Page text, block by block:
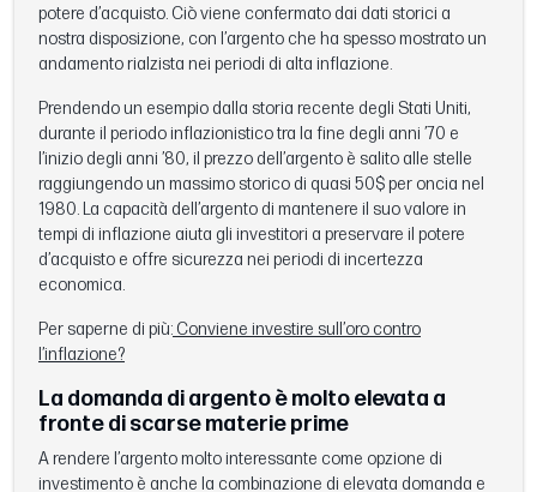
potere d’acquisto. Ciò viene confermato dai dati storici a
nostra disposizione, con l’argento che ha spesso mostrato un
andamento rialzista nei periodi di alta inflazione.
Prendendo un esempio dalla storia recente degli Stati Uniti,
durante il periodo inflazionistico tra la fine degli anni ’70 e
l’inizio degli anni ’80, il prezzo dell’argento è salito alle stelle
raggiungendo un massimo storico di quasi 50$ per oncia nel
1980. La capacità dell’argento di mantenere il suo valore in
tempi di inflazione aiuta gli investitori a preservare il potere
d’acquisto e offre sicurezza nei periodi di incertezza
economica.
Per saperne di più: Conviene investire sull’oro contro
l’inflazione?
La domanda di argento è molto elevata a
fronte di scarse materie prime
A rendere l’argento molto interessante come opzione di
investimento è anche la combinazione di elevata domanda e